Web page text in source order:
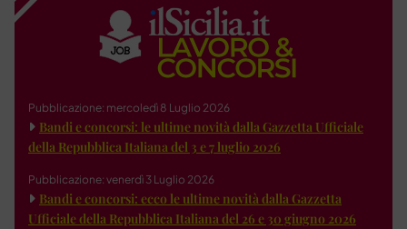
Pubblicazione: mercoledì 8 Luglio 2026
Bandi e concorsi: le ultime novità dalla Gazzetta Ufficiale
della Repubblica Italiana del 3 e 7 luglio 2026
Pubblicazione: venerdì 3 Luglio 2026
Bandi e concorsi: ecco le ultime novità dalla Gazzetta
Ufficiale della Repubblica Italiana del 26 e 30 giugno 2026